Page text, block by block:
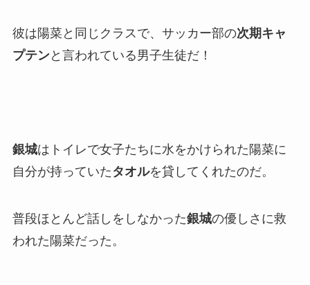
彼は陽菜と同じクラスで、サッカー部の次期キャ
プテンと言われている男子生徒だ！
銀城はトイレで女子たちに水をかけられた陽菜に
自分が持っていた タオルを貸してくれたのだ。
普段ほとんど話しをしなかった銀城の優しさに救
われた陽菜だった。